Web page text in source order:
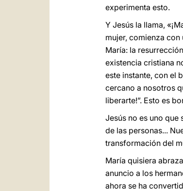
experimenta esto.
Y Jesús la llama,
mujer, comienza
María: la
existencia cristiana
este instante, con el
cercano a nosotros
liberarte!”. Esto es
Jesús no es uno que
de las personas...
transformación del
María quisiera
anuncio a los
ahora se ha